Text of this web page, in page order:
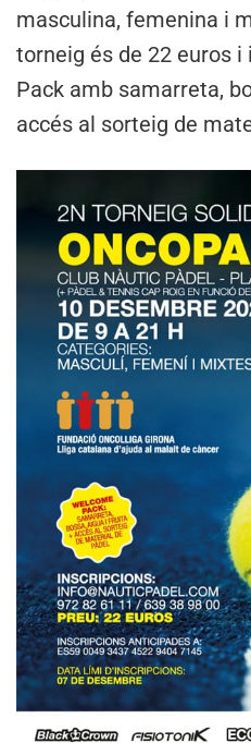
masculina, femenina i
torneig és de 22 euros i
Pack amb samarreta,
accés al sorteig de